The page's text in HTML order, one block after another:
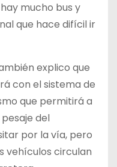
mucho bus y
que hace difícil ir
explico que
con el sistema de
que permitirá a
del
por la vía, pero
vehículos circulan